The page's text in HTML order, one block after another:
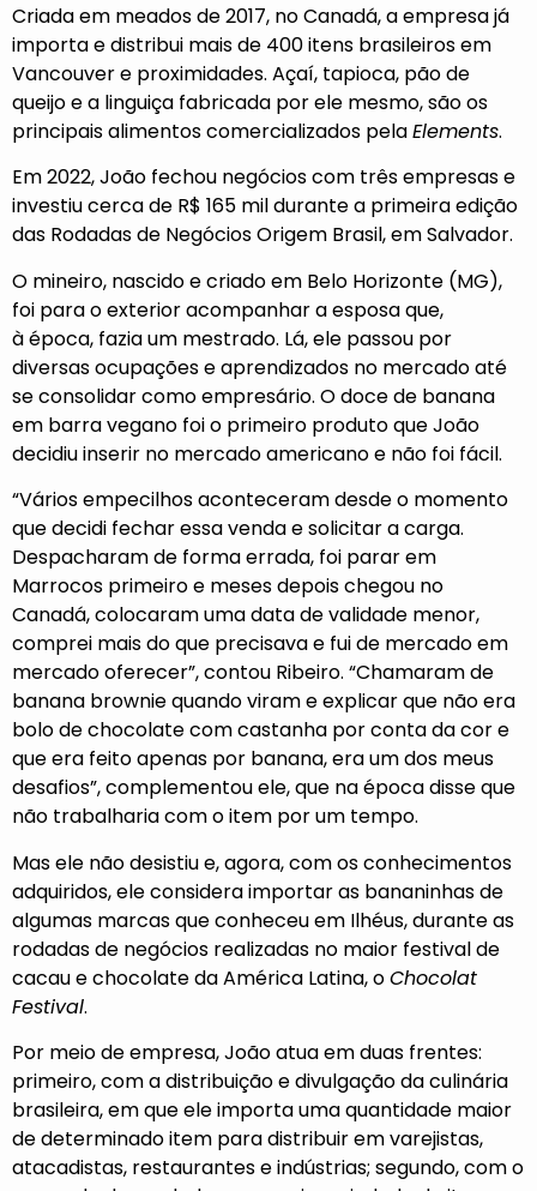
Criada em meados de 2017, no Canadá, a empresa já
importa e distribui mais de 400 itens brasileiros em
Vancouver e proximidades. Açaí, tapioca, pão de
queijo e a linguiça fabricada por ele mesmo, são os
principais alimentos comercializados pelaElements.
Em 2022, João fechou negócios com três empresas e
investiu cerca de R$ 165 mil durante a primeira edição
das Rodadas de Negócios Origem Brasil, em Salvador.
O mineiro, nascido e criado em Belo Horizonte (MG),
foi para o exterior acompanhar a esposa que,
à época, fazia um mestrado. Lá, ele passou por
diversas ocupações e aprendizados no mercado até
se consolidar como empresário. O doce de banana
em barra vegano foi o primeiro produto que João
decidiu inserir no mercado americano e não foi fácil.
“Vários empecilhos aconteceram desde o momento
que decidi fechar essa venda e solicitar a carga.
Despacharam de forma errada, foi parar em
Marrocos primeiro e meses depois chegou no
Canadá, colocaram uma data de validade menor,
comprei mais do que precisava e fui de mercado em
mercado oferecer”, contou Ribeiro. “Chamaram de
banana brownie quando viram e explicar que não era
bolo de chocolate com castanha por conta da cor e
que era feito apenas por banana, era um dos meus
desafios”, complementou ele, que na época disse que
não trabalharia com o item por um tempo.
Mas ele não desistiu e, agora, com os conhecimentos
adquiridos, ele considera importar as bananinhas de
algumas marcas que conheceu em Ilhéus, durante as
rodadas de negócios realizadas no maior festival de
cacau e chocolate da América Latina, oChocolat
Festival.
Por meio de empresa, João atua em duas frentes:
primeiro, com a distribuição e divulgação da culinária
brasileira, em que ele importa uma quantidade maior
de determinado item para distribuir em varejistas,
atacadistas, restaurantes e indústrias; segundo, com o